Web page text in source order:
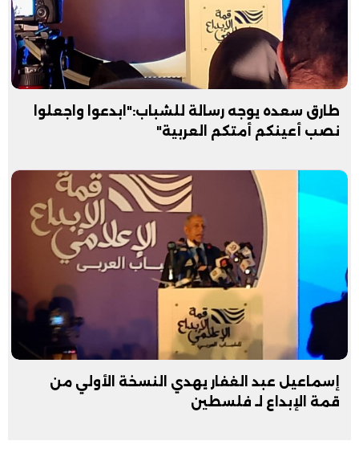
طارق سعده يوجه رسالة للشباب:"ابدعوا واجعلوا
نصب أعينكم أمتكم العربية"
إسماعيل عبد الغفار يهدي النسخة الأولي من
قمة الإبداع لـ فلسطين